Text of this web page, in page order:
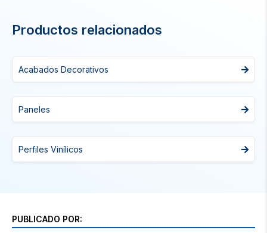
Productos relacionados
Acabados Decorativos
Paneles
Perfiles Vinílicos
PUBLICADO POR: